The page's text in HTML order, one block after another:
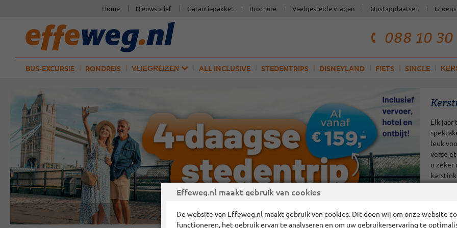
088 10
BUS-EXCURSIE RONDREIS VLIEGREIZEN ALL INCLUSIVE STEDENTRIPS DISNEYLAND FIETS SINGLE
Home Nieuwsbrief Garantiepakket Brochure Veelgestelde vragen Opstapplaatsen
Elk jaar
leuk
verse
u zeker
Boek
Effeweg.nl maakt gebruik van cookies
De website van Effeweg.nl maakt gebruik van cookies. Dit doen wij om onze website
functioneren, het gebruik ervan te analyseren en om uw gebruikerservaring te